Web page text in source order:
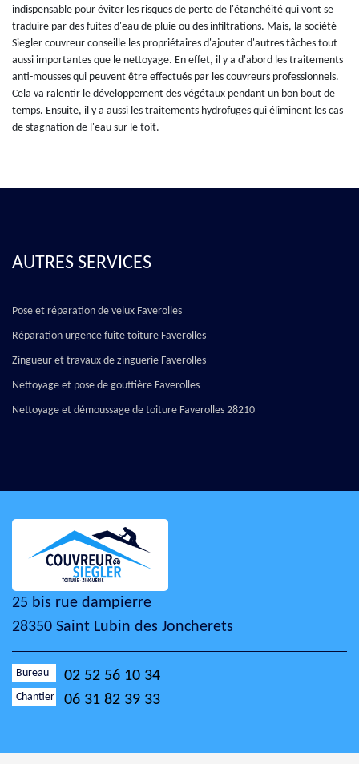
indispensable pour éviter les risques de perte de l'étanchéité qui vont se
traduire par des fuites d'eau de pluie ou des infiltrations. Mais, la société
Siegler couvreur conseille les propriétaires d'ajouter d'autres tâches tout
aussi importantes que le nettoyage. En effet, il y a d'abord les traitements
anti-mousses qui peuvent être effectués par les couvreurs professionnels.
Cela va ralentir le développement des végétaux pendant un bon bout de
temps. Ensuite, il y a aussi les traitements hydrofuges qui éliminent les cas
de stagnation de l'eau sur le toit.
AUTRES SERVICES
Pose et réparation de velux Faverolles
Réparation urgence fuite toiture Faverolles
Zingueur et travaux de zinguerie Faverolles
Nettoyage et pose de gouttière Faverolles
Nettoyage et démoussage de toiture Faverolles 28210
25 bis rue dampierre
28350 Saint Lubin des Joncherets
Bureau 02 52 56 10 34
Chantier 06 31 82 39 33